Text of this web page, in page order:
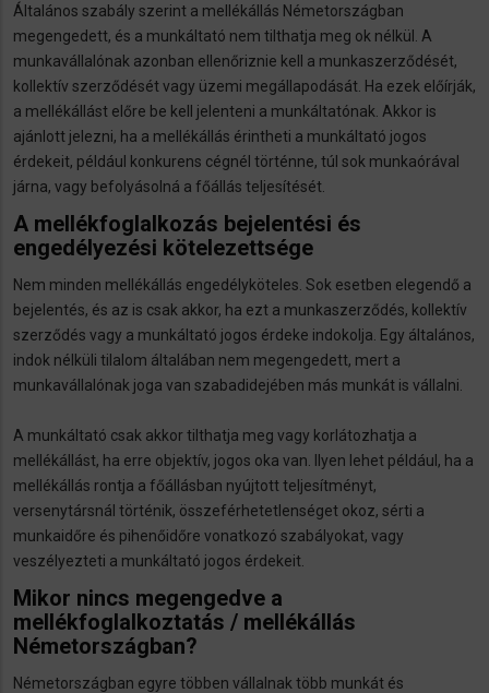
Általános szabály szerint a mellékállás Németországban
megengedett, és a munkáltató nem tilthatja meg ok nélkül. A
munkavállalónak azonban ellenőriznie kell a munkaszerződését,
kollektív szerződését vagy üzemi megállapodását. Ha ezek előírják,
a mellékállást előre be kell jelenteni a munkáltatónak. Akkor is
ajánlott jelezni, ha a mellékállás érintheti a munkáltató jogos
érdekeit, például konkurens cégnél történne, túl sok munkaórával
járna, vagy befolyásolná a főállás teljesítését.
A mellékfoglalkozás bejelentési és
engedélyezési kötelezettsége
Nem minden mellékállás engedélyköteles. Sok esetben elegendő a
bejelentés, és az is csak akkor, ha ezt a munkaszerződés, kollektív
szerződés vagy a munkáltató jogos érdeke indokolja. Egy általános,
indok nélküli tilalom általában nem megengedett, mert a
munkavállalónak joga van szabadidejében más munkát is vállalni.
A munkáltató csak akkor tilthatja meg vagy korlátozhatja a
mellékállást, ha erre objektív, jogos oka van. Ilyen lehet például, ha a
mellékállás rontja a főállásban nyújtott teljesítményt,
versenytársnál történik, összeférhetetlenséget okoz, sérti a
munkaidőre és pihenőidőre vonatkozó szabályokat, vagy
veszélyezteti a munkáltató jogos érdekeit.
Mikor nincs megengedve a
mellékfoglalkoztatás / mellékállás
Németországban?
Németországban egyre többen vállalnak több munkát és